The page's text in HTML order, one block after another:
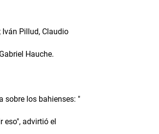
Pillud, Claudio
Hauche.
sobre los bahienses: "
eso", advirtió el